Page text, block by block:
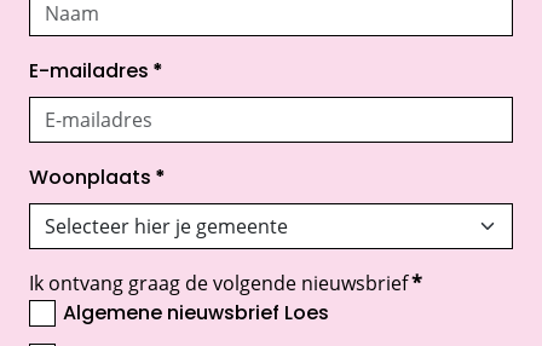
E-mailadres *
Woonplaats *
Ik ontvang graag de volgende nieuwsbrief*
Algemene nieuwsbrief Loes